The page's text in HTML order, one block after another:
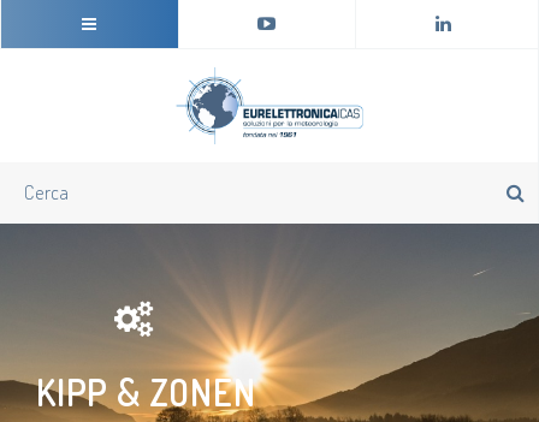
KIPP & ZONEN